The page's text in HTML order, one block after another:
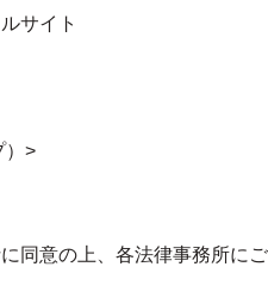
サイト
>
に同意の上、各法律事務所にご